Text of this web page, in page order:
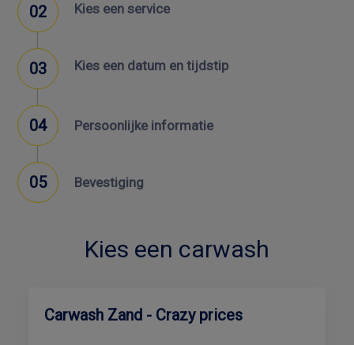
Kies een service
Kies een datum en tijdstip
Persoonlijke informatie
Bevestiging
Kies een carwash
Carwash Zand - Crazy prices